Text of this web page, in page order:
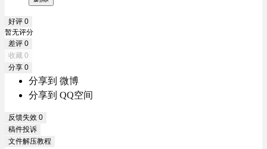
好评 0
暂无评分
差评 0
收藏 0
分享 0
分享到 微博
分享到 QQ空间
反馈失效 0
稿件投诉
文件解压教程